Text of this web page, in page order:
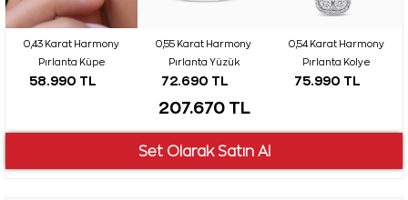
0,43 Karat Harmony
Pırlanta Küpe
58.990 TL
0,55 Karat Harmony
Pırlanta Yüzük
72.690 TL
0,54 Karat Harmony
Pırlanta Kolye
75.990 TL
207.670 TL